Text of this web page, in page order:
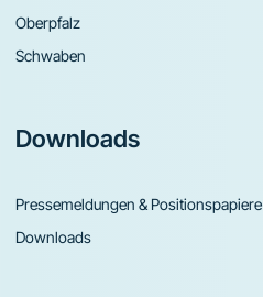
Oberpfalz
Schwaben
Downloads
Pressemeldungen & Positionspapiere
Downloads